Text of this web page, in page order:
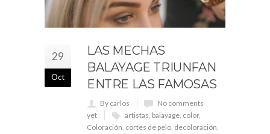
29
Oct
LAS MECHAS
BALAYAGE TRIUNFAN
ENTRE LAS FAMOSAS
By carlos
No comments
yet
artistas, balayage, color,
Coloración, cortes de pelo, decoloración,